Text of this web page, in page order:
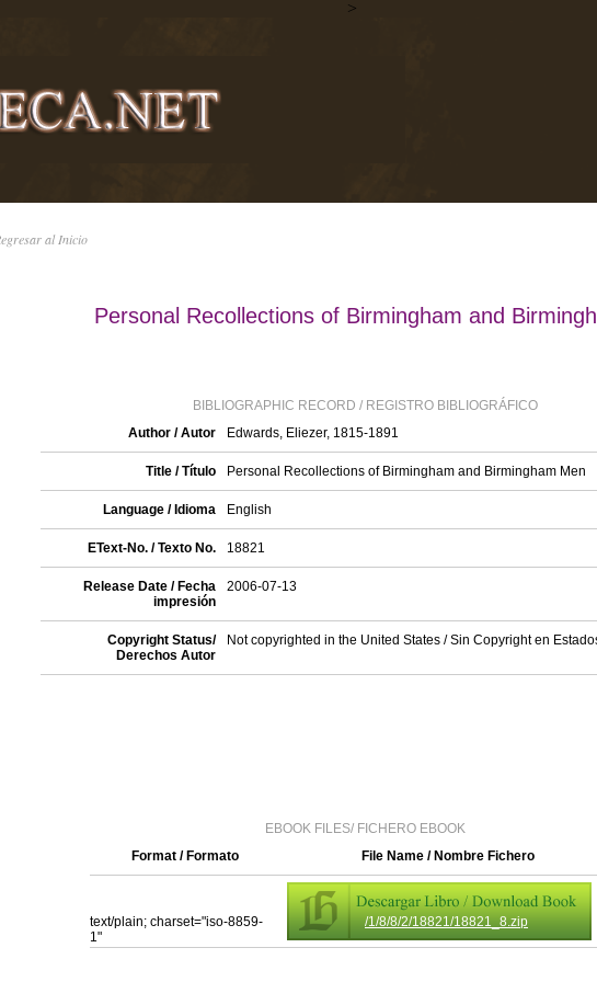
>
al Inicio
Personal Recollections of Birmingham and
BIBLIOGRAPHIC RECORD / REGISTRO BIBLIOGRÁFICO
Author / Autor
Edwards, Eliezer, 1815-1891
Title / Título Personal Recollections of Birmingham and Birmingham Men
Language / Idioma English
EText-No. / Texto No. 18821
Release Date / Fecha
impresión
2006-07-13
Copyright Status/
Derechos Autor
Not copyrighted in the United States / Sin Copyright en
EBOOK FILES/ FICHERO EBOOK
Format / Formato
File Name / Nombre Fichero
text/plain; charset="iso-8859-
1"
/1/8/8/2/18821/18821_8.zip